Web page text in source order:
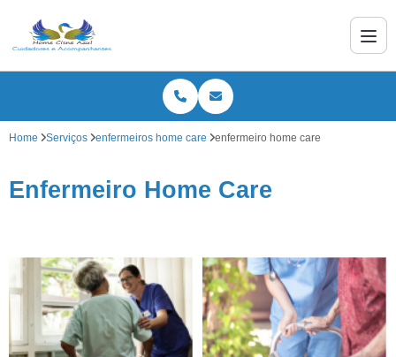
Home Serviços enfermeiros home care enfermeiro home care
Enfermeiro Home Care